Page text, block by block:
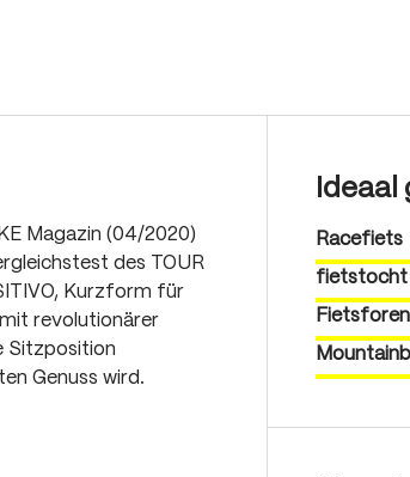
Magazin (04/2020)
des TOUR
Kurzform für
revolutionärer
Sitzposition
Genuss wird.
Ideaal
Racefiets
fietstocht